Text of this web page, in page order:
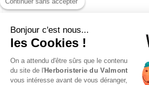
Bonjour c'est nous...
les Cookies !
On a attendu d'être sûrs que le contenu
du site de l'Herboristerie du Valmont
vous intéresse avant de vous déranger,